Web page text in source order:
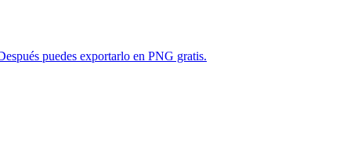
puedes exportarlo en PNG gratis.